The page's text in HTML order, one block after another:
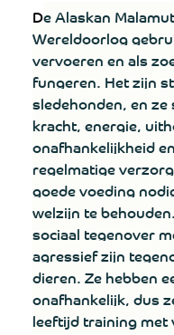
De Alaskan
Wereldoorlog
vervoeren en als
fungeren. Het zijn
sledehonden, en
kracht, energie,
onafhankelijkheid
regelmatige
goede voeding
welzijn te
sociaal tegenover
agressief zijn
dieren. Ze hebben
onafhankelijk, dus
leeftijd training met